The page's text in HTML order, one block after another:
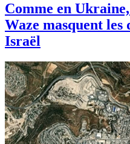
Comme en
Waze masquent les
Israël